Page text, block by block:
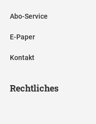
Abo-Service
E-Paper
Kontakt
Rechtliches